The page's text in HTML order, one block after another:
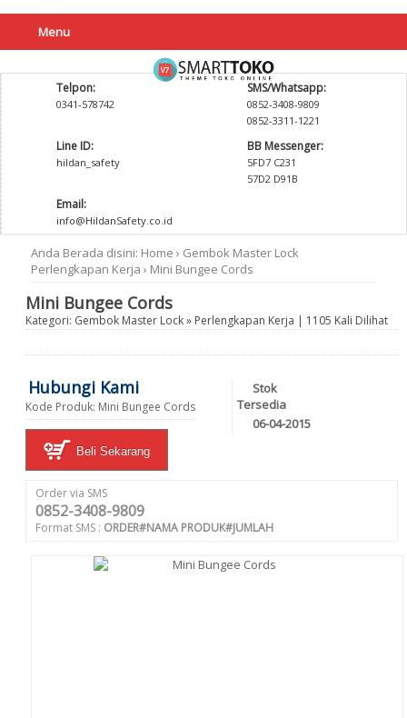
Menu
Telpon:
0341-578742
SMS/Whatsapp:
0852-3408-9809
0852-3311-1221
Line ID:
hildan_safety
BB Messenger:
5FD7 C231
57D2 D91B
Email:
info@HildanSafety.co.id
Anda Berada disini: Home › Gembok Master Lock
Perlengkapan Kerja › Mini Bungee Cords
Mini Bungee Cords
Kategori: Gembok Master Lock» Perlengkapan Kerja | 1105 Kali Dilihat
Hubungi Kami
Kode Produk: Mini Bungee Cords
Stok
Tersedia
06-04-2015
Beli Sekarang
Order via SMS
0852-3408-9809
Format SMS : ORDER#NAMA PRODUK#JUMLAH